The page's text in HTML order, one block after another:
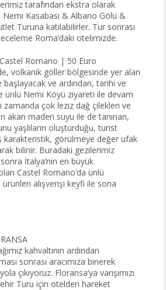
tarafından ekstra olarak
Kasabası & Albano Gölü &
Turuna katılabilirler. Tur sonrası
Roma’daki otelimizde.
Romano | 50 Euro
volkanik göller bölgesinde yer alan
ve ardından, tarihi ve
ünlü Nemi Köyü ziyareti ile devam
zamanda çok leziz dağ çilekleri ve
akan maden suyu ile de tanınan,
yaşlıların oluşturduğu, turist
karakteristik, görülmeye değer ufak
bilinir. Buradaki gezilerimiz
İtalya’nın en büyük
Castel Romano’da ünlü
ürünleri alışverişi keyfi ile sona
kahvaltının ardından
sonrası aracımıza binerek
çıkıyoruz. Floransa’ya varışımızı
Turu için otelden hareket